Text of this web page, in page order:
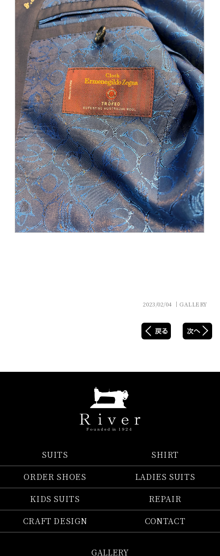
2023/02/04 │GALLERY
SUITS
SHIRT
ORDER SHOES
LADIES SUITS
KIDS SUITS
REPAIR
CRAFT DESIGN
CONTACT
GALLERY